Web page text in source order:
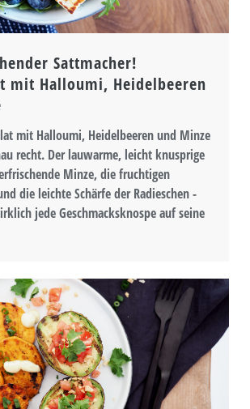
Sattmacher!
mit Halloumi, Heidelbeeren
mit Halloumi, Heidelbeeren und Minze
recht. Der lauwarme, leicht knusprige
Minze, die fruchtigen
die leichte Schärfe der Radieschen -
jede Geschmacksknospe auf seine